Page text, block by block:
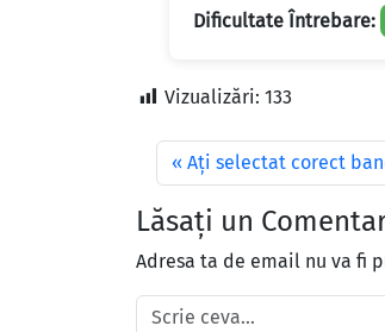
Dificultate Întrebare:
Vizualizări: 133
Aţi selectat corect
Lăsați un
Adresa ta de email nu va fi